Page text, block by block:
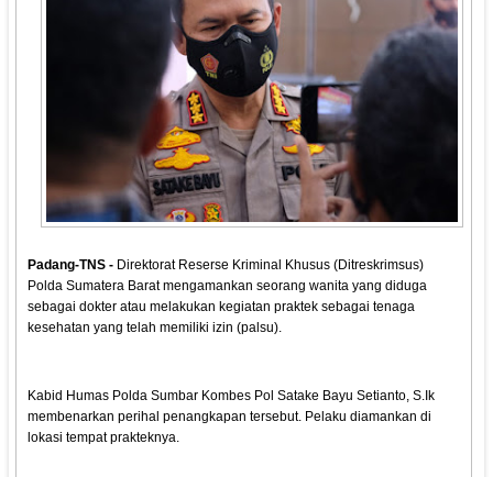
Padang-TNS - Direktorat Reserse Kriminal Khusus (Ditreskrimsus)
Polda Sumatera Barat mengamankan seorang wanita yang diduga
sebagai dokter atau melakukan kegiatan praktek sebagai tenaga
kesehatan yang telah memiliki izin (palsu).
Kabid Humas Polda Sumbar Kombes Pol Satake Bayu Setianto, S.Ik
membenarkan perihal penangkapan tersebut. Pelaku diamankan di
lokasi tempat prakteknya.